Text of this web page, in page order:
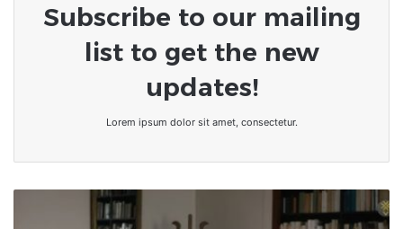
Subscribe to our mailing
list to get the new
updates!
Lorem ipsum dolor sit amet, consectetur.